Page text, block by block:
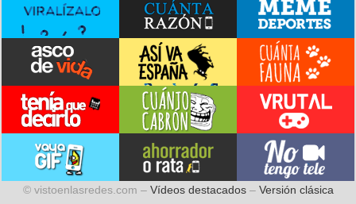
© vistoenlasredes.com – Vídeos destacados– Versión clásica